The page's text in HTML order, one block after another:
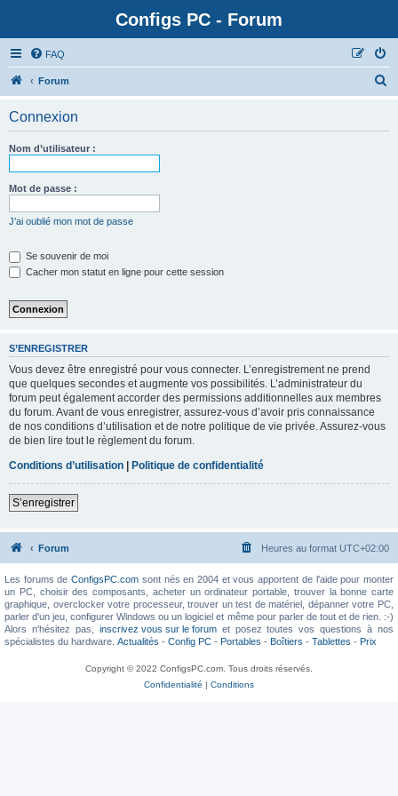
Configs PC - Forum
FAQ
Forum
Connexion
Nom d’utilisateur :
Mot de passe :
J’ai oublié mon mot de passe
Se souvenir de moi
Cacher mon statut en ligne pour cette session
S’ENREGISTRER
Vous devez être enregistré pour vous connecter. L’enregistrement ne prend
que quelques secondes et augmente vos possibilités. L’administrateur du
forum peut également accorder des permissions additionnelles aux membres
du forum. Avant de vous enregistrer, assurez-vous d’avoir pris connaissance
de nos conditions d’utilisation et de notre politique de vie privée. Assurez-vous
de bien lire tout le règlement du forum.
Conditions d’utilisation | Politique de confidentialité
S’enregistrer
Forum Heures au format UTC+02:00
Les forums deConfigsPC.com sont nés en 2004 et vous apportent de l'aide pour monter
un PC, choisir des composants, acheter un ordinateur portable, trouver la bonne carte
graphique, overclocker votre processeur, trouver un test de matériel, dépanner votre PC,
parler d'un jeu, configurer Windows ou un logiciel et même pour parler de tout et de rien. :-)
Alors n'hésitez pas, inscrivez vous sur le forumet posez toutes vos questions à nos
spécialistes du hardware. Actualités - Config PC - Portables - Boîtiers - Tablettes - Prix
Copyright © 2022 ConfigsPC.com. Tous droits réservés.
Confidentialité | Conditions